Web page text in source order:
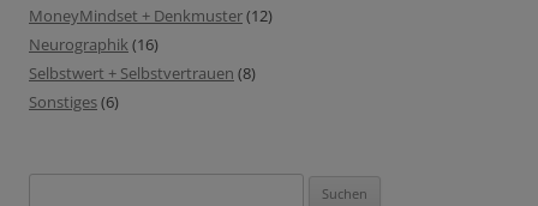
MoneyMindset + Denkmuster(12)
Neurographik(16)
Selbstwert + Selbstvertrauen (8)
Sonstiges(6)